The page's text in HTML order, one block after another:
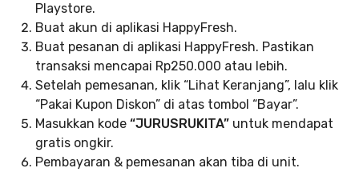
Playstore.
Buat akun di aplikasi HappyFresh.
Buat pesanan di aplikasi HappyFresh. Pastikan
transaksi mencapai Rp250.000 atau lebih.
Setelah pemesanan, klik “Lihat Keranjang”, lalu klik
“Pakai Kupon Diskon” di atas tombol “Bayar”.
Masukkan kode “JURUSRUKITA” untuk mendapat
gratis ongkir.
Pembayaran & pemesanan akan tiba di unit.